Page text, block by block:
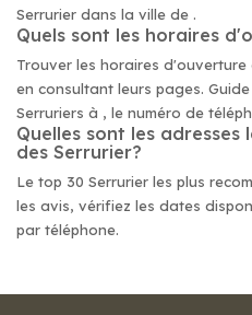
Serrurier dans la ville de .
Quels sont les horaires
Trouver les horaires
en consultant leurs pages.
Serruriers à , le numéro de
Quelles sont les adresses
des Serrurier?
Le top 30 Serrurier les plus
les avis, vérifiez les dates
par téléphone.